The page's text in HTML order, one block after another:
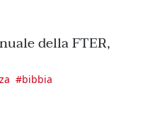
della FTER,
#bibbia